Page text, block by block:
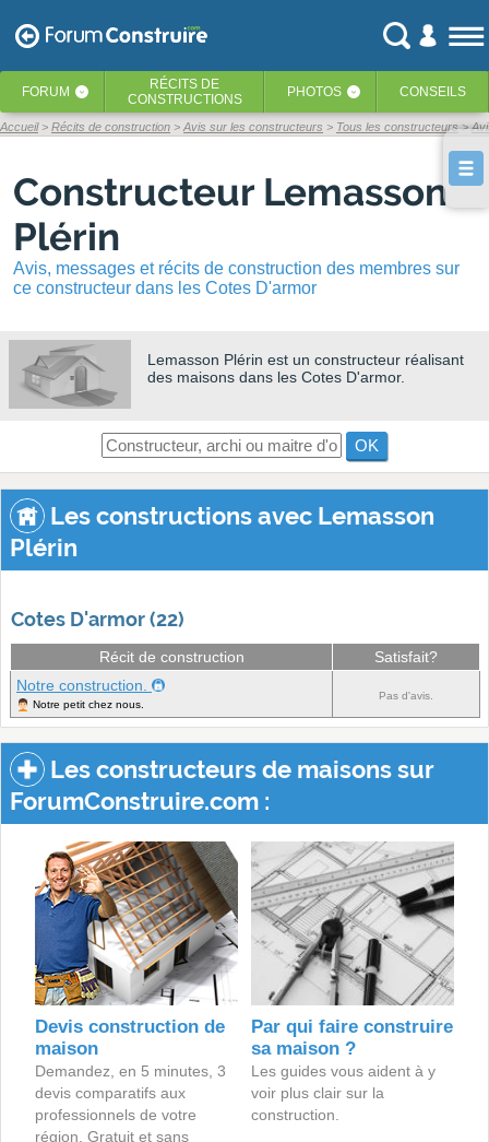
FORUM ‹ RÉCITS DE
CONSTRUCTIONS
PHOTOS ‹ CONSEILS
Accueil Récits de construction Avis sur les constructeurs Tous les constructeurs
Constructeur Lemasson
Plérin
Avis, messages et récits de construction des membres sur
ce constructeur dans les Cotes D'armor
Lemasson Plérin est un constructeur réalisant
des maisons dans les Cotes D'armor.
OK
Les constructions avec Lemasson
Plérin
Cotes D'armor (22)
Récit de construction
Satisfait?
Notre construction.
Notre petit chez nous.
Pas d'avis.
Les constructeurs de maisons sur
ForumConstruire.com :
Devis construction de
maison
Demandez, en 5 minutes, 3
devis comparatifs aux
professionnels de votre
région. Gratuit et sans
Par qui faire construire
sa maison ?
Les guides vous aident à y
voir plus clair sur la
construction.